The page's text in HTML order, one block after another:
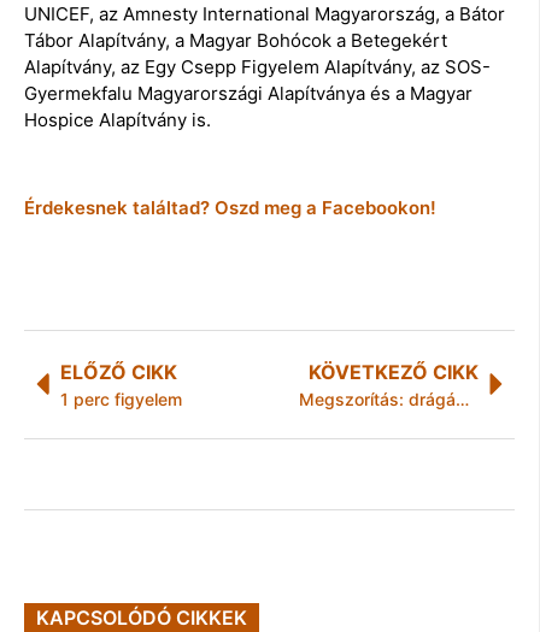
UNICEF, az Amnesty International Magyarország, a Bátor
Tábor Alapítvány, a Magyar Bohócok a Betegekért
Alapítvány, az Egy Csepp Figyelem Alapítvány, az SOS-
Gyermekfalu Magyarországi Alapítványa és a Magyar
Hospice Alapítvány is.
Érdekesnek találtad? Oszd meg a Facebookon!
ELŐZŐ CIKK
1 perc figyelem
KÖVETKEZŐ CIKK
Megszorítás: drágábban étkezhetnek a miskolci pedagógusok
KAPCSOLÓDÓ CIKKEK